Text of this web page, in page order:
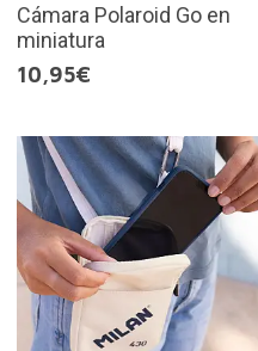
Cámara Polaroid Go en
miniatura
10,95€